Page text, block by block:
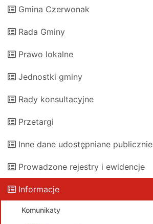
Gmina Czerwonak
Rada Gminy
Prawo lokalne
Jednostki gminy
Rady konsultacyjne
Przetargi
Inne dane udostępniane publicznie
Prowadzone rejestry i ewidencje
Informacje
Komunikaty